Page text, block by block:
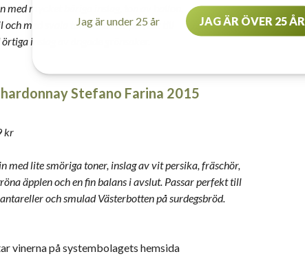
mycket bäriga inslag, ton av hallon,
med svala toner. Passar perfekt till
inslag av ångade grönsaker.
Stefano Farina 2015
kr
med lite smöriga toner, inslag av vit persika, fräschör,
äpplen och en fin balans i avslut. Passar perfekt till
och smulad Västerbotten på surdegsbröd.
vinerna på systembolagets hemsida
Jag är under 25 år JAG ÄR ÖVER 25 ÅR